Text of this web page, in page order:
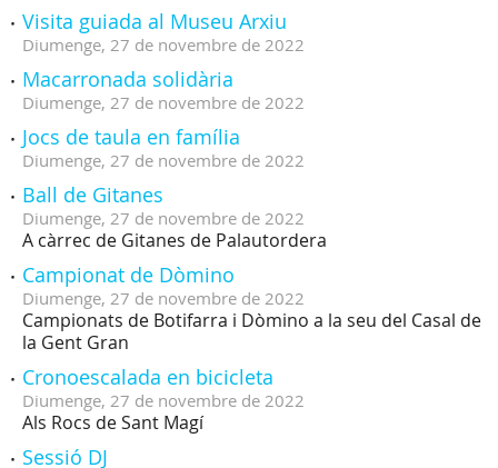
Visita guiada al Museu Arxiu
Diumenge, 27 de novembre de 2022
Macarronada solidària
Diumenge, 27 de novembre de 2022
Jocs de taula en família
Diumenge, 27 de novembre de 2022
Ball de Gitanes
Diumenge, 27 de novembre de 2022
A càrrec de Gitanes de Palautordera
Campionat de Dòmino
Diumenge, 27 de novembre de 2022
Campionats de Botifarra i Dòmino a la seu del Casal de
la Gent Gran
Cronoescalada en bicicleta
Diumenge, 27 de novembre de 2022
Als Rocs de Sant Magí
Sessió DJ